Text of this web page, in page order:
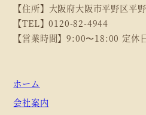
【住所】大阪府大阪市平野区平
【TEL】0120-82-4944
【営業時間】9:00〜18:00 定休
ホーム
会社案内